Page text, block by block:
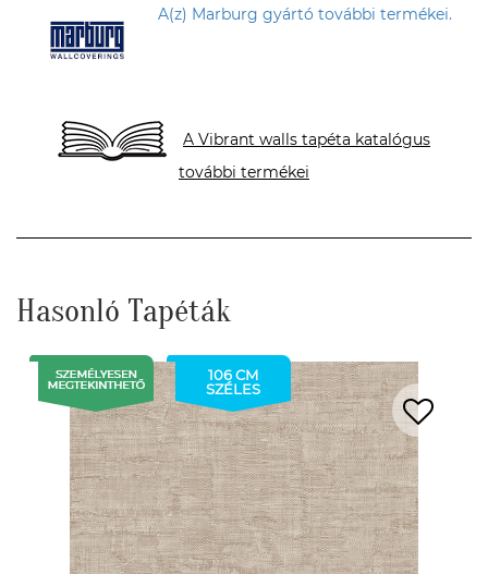
A(z) Marburg gyártó további termékei.
A Vibrant walls tapéta katalógus
további termékei
Hasonló Tapéták
106 CM
SZÉLES